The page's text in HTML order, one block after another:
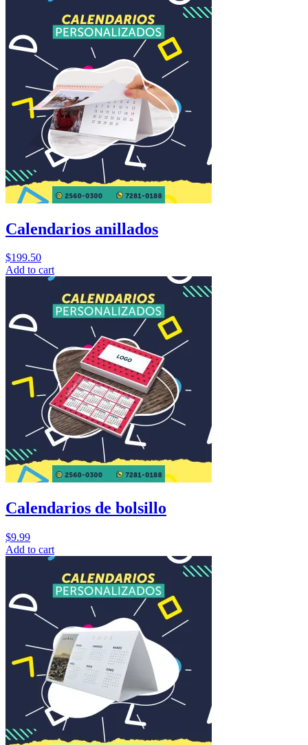
Calendarios anillados
$199.50
Add to cart
Calendarios de bolsillo
$9.99
Add to cart